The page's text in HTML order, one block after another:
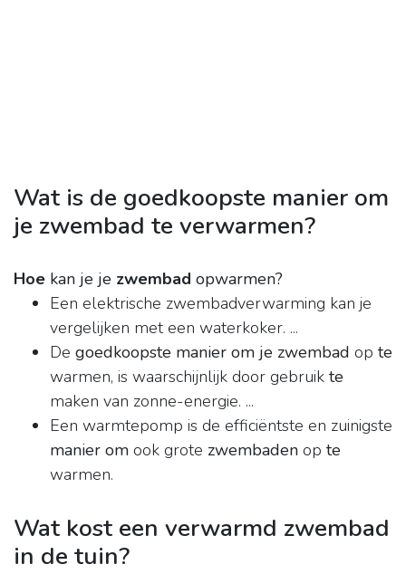
Wat is de goedkoopste manier om
je zwembad te verwarmen?
Hoe kan je je zwembad opwarmen?
Een elektrische zwembadverwarming kan je
vergelijken met een waterkoker. ...
De goedkoopste manier om je zwembad op te
warmen, is waarschijnlijk door gebruik te
maken van zonne-energie. ...
Een warmtepomp is de efficiëntste en zuinigste
manier om ook grote zwembaden op te
warmen.
Wat kost een verwarmd zwembad
in de tuin?